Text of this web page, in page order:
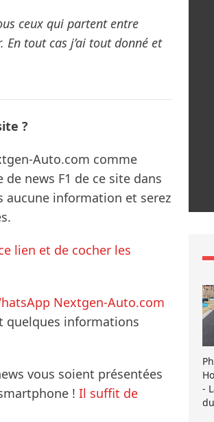
ceux qui partent entre
tout cas j’ai tout donné et
?
Auto.com comme
news F1 de ce site dans
aucune information et serez
lien et de cocher les
Nextgen-Auto.com
quelques informations
vous soient présentées
! Il suffit de
-